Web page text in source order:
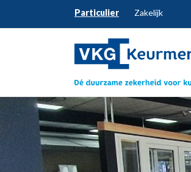
Particulier Zakelijk